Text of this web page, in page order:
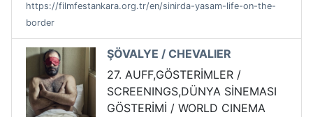
https://filmfestankara.org.tr/en/sinirda-yasam-life-on-the-
border
ŞÖVALYE / CHEVALIER
27. AUFF,GÖSTERİMLER /
SCREENINGS,DÜNYA SİNEMASI
GÖSTERİMİ / WORLD CINEMA